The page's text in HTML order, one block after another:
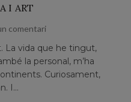
I ART
comentari
La vida que he tingut,
la personal, m’ha
Curiosament,
I...